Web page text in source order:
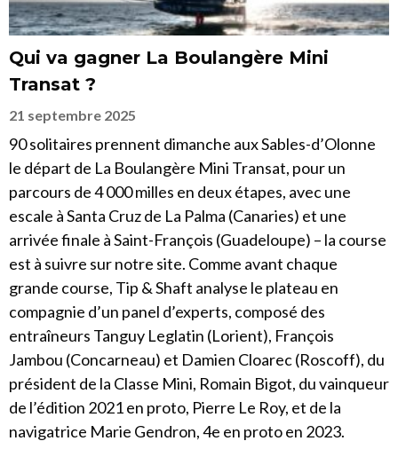
Qui va gagner La Boulangère Mini
Transat ?
21 septembre 2025
90 solitaires prennent dimanche aux Sables-d’Olonne
le départ de La Boulangère Mini Transat, pour un
parcours de 4 000 milles en deux étapes, avec une
escale à Santa Cruz de La Palma (Canaries) et une
arrivée finale à Saint-François (Guadeloupe) – la course
est à suivre sur notre site. Comme avant chaque
grande course, Tip & Shaft analyse le plateau en
compagnie d’un panel d’experts, composé des
entraîneurs Tanguy Leglatin (Lorient), François
Jambou (Concarneau) et Damien Cloarec (Roscoff), du
président de la Classe Mini, Romain Bigot, du vainqueur
de l’édition 2021 en proto, Pierre Le Roy, et de la
navigatrice Marie Gendron, 4e en proto en 2023.